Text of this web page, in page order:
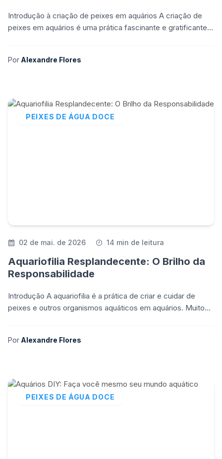
Introdução à criação de peixes em aquários A criação de
peixes em aquários é uma prática fascinante e gratificante
Por Alexandre Flores
PEIXES DE ÁGUA DOCE
02 de mai. de 2026 14 min de leitura
Aquariofilia Resplandecente: O Brilho da
Responsabilidade
Introdução A aquariofilia é a prática de criar e cuidar de
peixes e outros organismos aquáticos em aquários. Muito
Por Alexandre Flores
PEIXES DE ÁGUA DOCE